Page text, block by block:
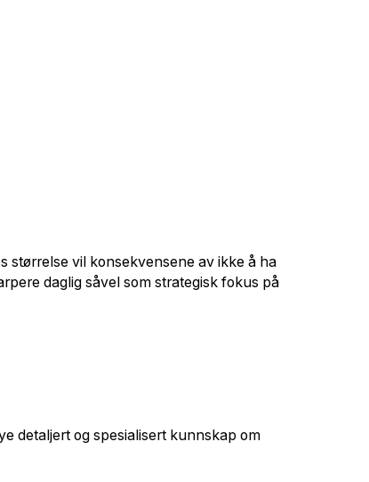
størrelse vil konsekvensene av ikke å ha
daglig såvel som strategisk fokus på
detaljert og spesialisert kunnskap om